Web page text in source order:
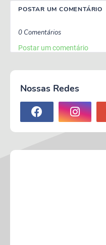
POSTAR UM COMENTÁRIO
0 Comentários
Postar um comentário
Nossas Redes